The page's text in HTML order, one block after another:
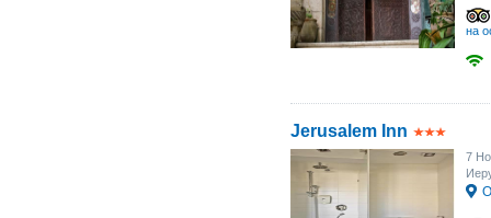
на
Jerusalem Inn
7